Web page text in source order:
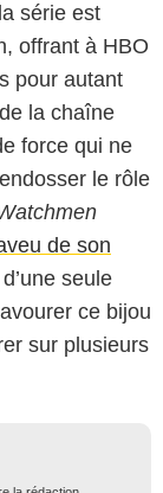
série est
offrant à HBO
pour autant
la chaîne
force qui ne
le rôle
de son
seule
ce bijou
sur plusieurs